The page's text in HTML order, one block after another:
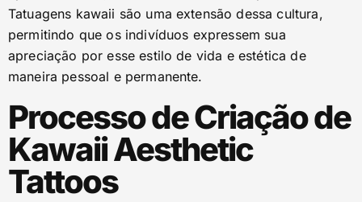
Tatuagens kawaii são uma extensão dessa cultura,
permitindo que os indivíduos expressem sua
apreciação por esse estilo de vida e estética de
maneira pessoal e permanente.
Processo de Criação de
Kawaii Aesthetic
Tattoos